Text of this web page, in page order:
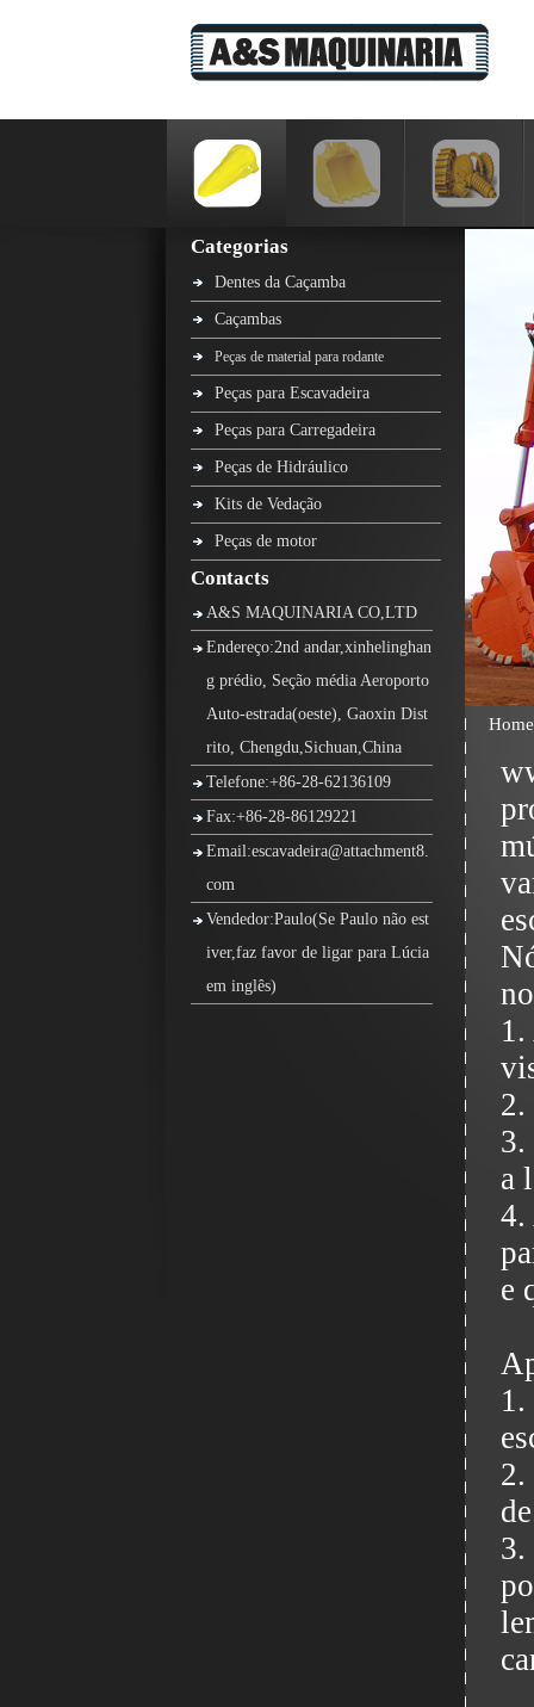
Categorias
Dentes da Caçamba
Caçambas
Peças de material para rodante
Peças para Escavadeira
Peças para Carregadeira
Peças de Hidráulico
Kits de Vedação
Peças de motor
Contacts
A&S MAQUINARIA CO,LTD
Endereço:2nd andar,xinhelinghan
g prédio, Seção média Aeroporto
Auto-estrada(oeste), Gaoxin Dist
rito, Chengdu,Sichuan,China
Telefone:+86-28-62136109
Fax:+86-28-86129221
Email:escavadeira@attachment8.
com
Vendedor:Paulo(Se Paulo não est
iver,faz favor de ligar para Lúcia
em inglês)
Home
2.
3.
a
4.
e
2.
3.